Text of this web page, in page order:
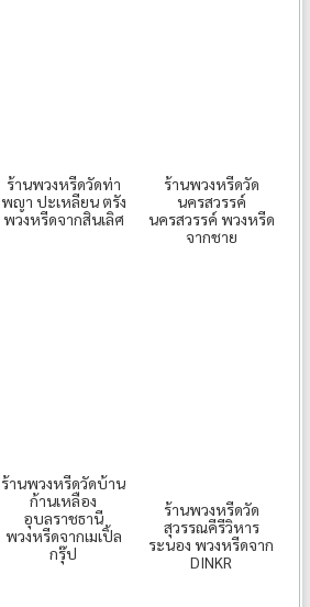
ร้านพวงหรีดวัดท่า
พญา ปะเหลียน ตรัง
พวงหรีดจากสินเลิศ
ร้านพวงหรีดวัด
นครสวรรค์
นครสวรรค์ พวงหรีด
จากชาย
ร้านพวงหรีดวัดบ้าน
ก้านเหลือง
อุบลราชธานี
พวงหรีดจากเมเปิ้ล
กรุ๊ป
ร้านพวงหรีดวัด
สุวรรณคีรีวิหาร
ระนอง พวงหรีดจาก
DINKR